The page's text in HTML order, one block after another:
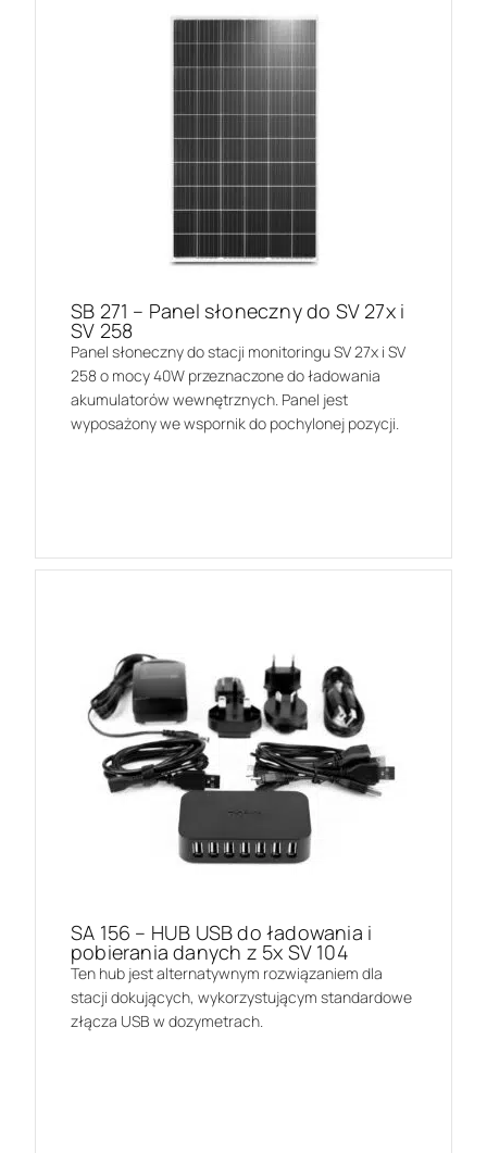
SB 271 – Panel słoneczny do SV 27x i
SV 258
Panel słoneczny do stacji monitoringu SV 27x i SV
258 o mocy 40W przeznaczone do ładowania
akumulatorów wewnętrznych. Panel jest
wyposażony we wspornik do pochylonej pozycji.
SA 156 – HUB USB do ładowania i
pobierania danych z 5x SV 104
Ten hub jest alternatywnym rozwiązaniem dla
stacji dokujących, wykorzystującym standardowe
złącza USB w dozymetrach.